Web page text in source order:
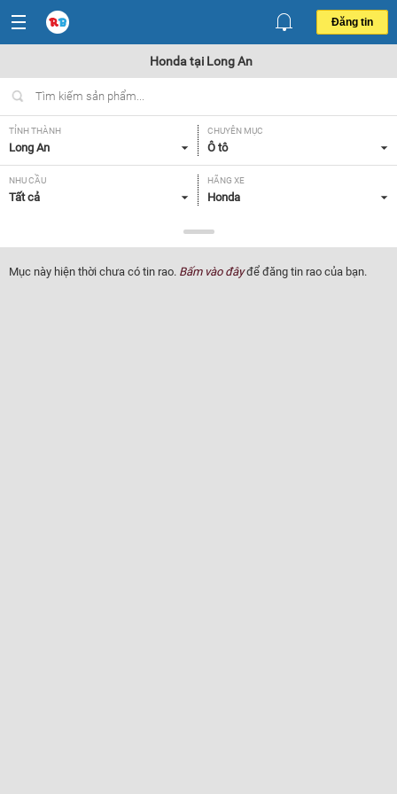
Đăng tin
Honda tại Long An
TỈNH THÀNH
Long An
CHUYÊN MỤC
Ô tô
NHU CẦU
Tất cả
HÃNG XE
Honda
Tất cả
NĂM SẢN XUẤT
Tất cả
GIÁ XE XUẤT XỨ
Mục này hiện thời chưa có tin rao. Bấm vào đâyđể đăng tin rao của bạn.